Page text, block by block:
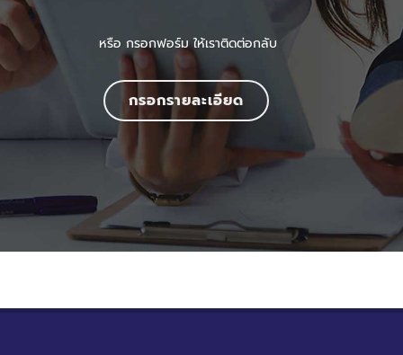
หรือ กรอกฟอร์ม ให้เราติดต่อกลับ
กรอกรายละเอียด